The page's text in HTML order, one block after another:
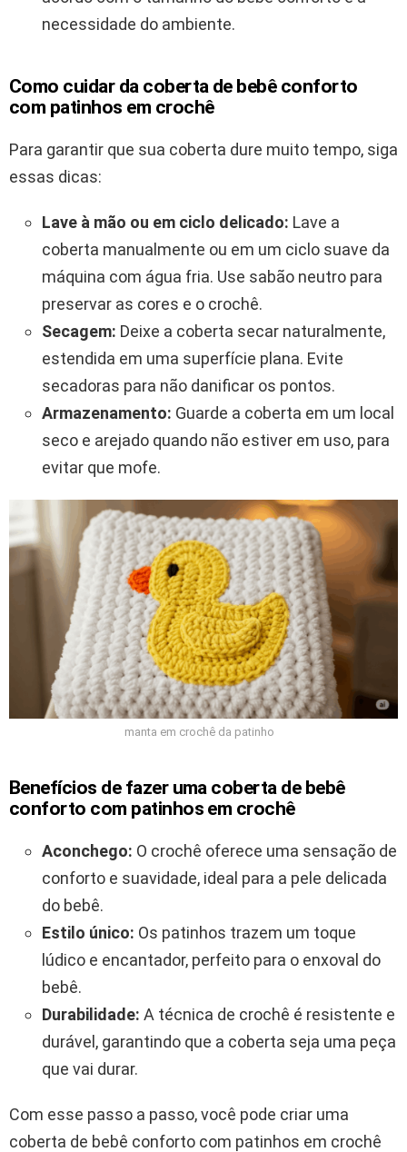
necessidade do ambiente.
Como cuidar da coberta de bebê conforto
com patinhos em crochê
Para garantir que sua coberta dure muito tempo, siga
essas dicas:
Lave à mão ou em ciclo delicado: Lave a
coberta manualmente ou em um ciclo suave da
máquina com água fria. Use sabão neutro para
preservar as cores e o crochê.
Secagem: Deixe a coberta secar naturalmente,
estendida em uma superfície plana. Evite
secadoras para não danificar os pontos.
Armazenamento: Guarde a coberta em um local
seco e arejado quando não estiver em uso, para
evitar que mofe.
manta em crochê da patinho
Benefícios de fazer uma coberta de bebê
conforto com patinhos em crochê
Aconchego: O crochê oferece uma sensação de
conforto e suavidade, ideal para a pele delicada
do bebê.
Estilo único: Os patinhos trazem um toque
lúdico e encantador, perfeito para o enxoval do
bebê.
Durabilidade: A técnica de crochê é resistente e
durável, garantindo que a coberta seja uma peça
que vai durar.
Com esse passo a passo, você pode criar uma
coberta de bebê conforto com patinhos em crochê